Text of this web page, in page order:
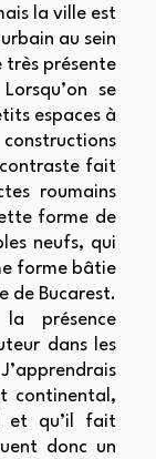
la ville est
au sein
très présente
se
espaces à
fait
roumains
forme de
neufs, qui
forme bâtie
de Bucarest.
présence
dans les
continental,
et qu’il fait
donc un